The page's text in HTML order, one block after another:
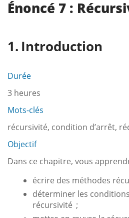
Énoncé 7 :
Introduction
Durée
3 heures
Mots-clés
récursivité, condition d’arrêt,
Objectif
Dans ce chapitre, vous
écrire des méthodes
déterminer les
récursivité ;